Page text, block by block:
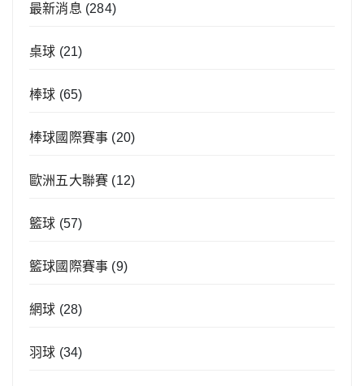
最新消息 (284)
桌球 (21)
棒球 (65)
棒球國際賽事 (20)
歐洲五大聯賽 (12)
籃球 (57)
籃球國際賽事 (9)
網球 (28)
羽球 (34)